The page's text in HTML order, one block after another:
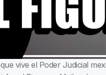
vive el Poder Judicial